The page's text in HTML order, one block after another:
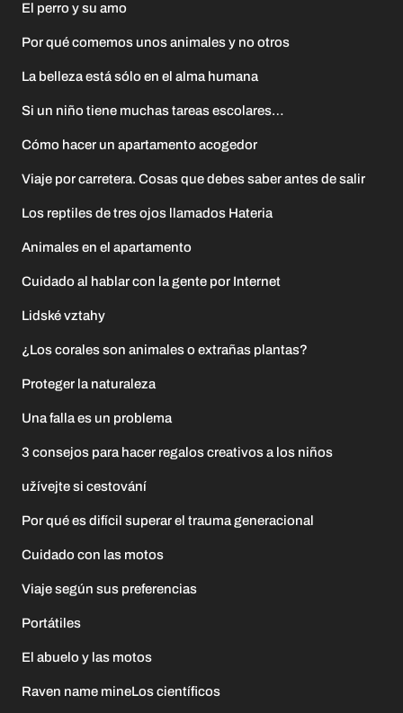
El perro y su amo
Por qué comemos unos animales y no otros
La belleza está sólo en el alma humana
Si un niño tiene muchas tareas escolares…
Cómo hacer un apartamento acogedor
Viaje por carretera. Cosas que debes saber antes de salir
Los reptiles de tres ojos llamados Hateria
Animales en el apartamento
Cuidado al hablar con la gente por Internet
Lidské vztahy
¿Los corales son animales o extrañas plantas?
Proteger la naturaleza
Una falla es un problema
3 consejos para hacer regalos creativos a los niños
užívejte si cestování
Por qué es difícil superar el trauma generacional
Cuidado con las motos
Viaje según sus preferencias
Portátiles
El abuelo y las motos
Raven name mineLos científicos